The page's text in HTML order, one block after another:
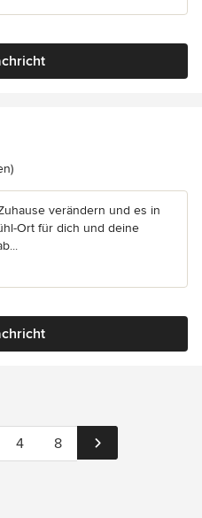
von 5 Sternen
verändern und es in
Ort für dich und deine
4 8